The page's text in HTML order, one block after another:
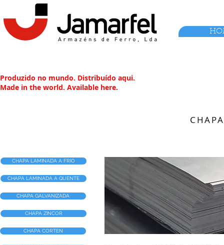
Produzido no mundo. Distribuído aqui.
Made in the world. Available here.
CHAPA LAMINADA A FRIO
CHAPA LAMINADA A QUENTE
CHAPA GALVANIZADA
CHAPA ZINCOR
CHAPA CORTEN